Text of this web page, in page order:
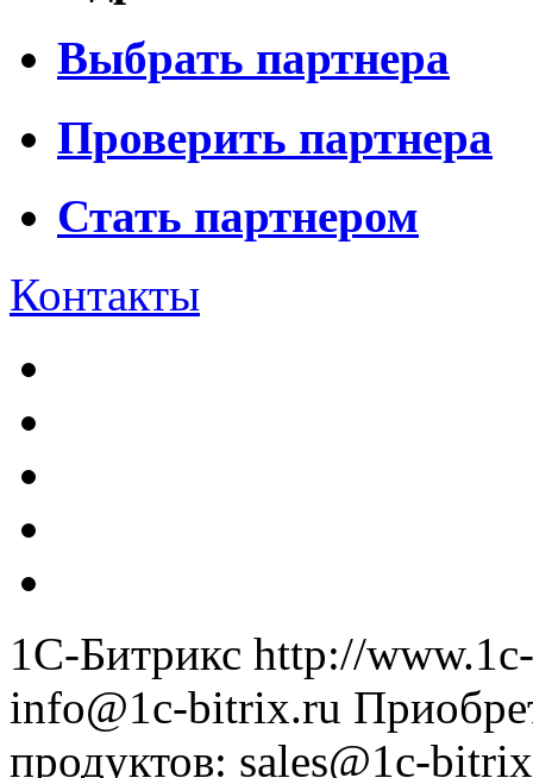
Выбрать партнера
Проверить партнера
Стать партнером
Контакты
1С-Битрикс http://
info@1c-bitrix.ru
продуктов: sales@1c-